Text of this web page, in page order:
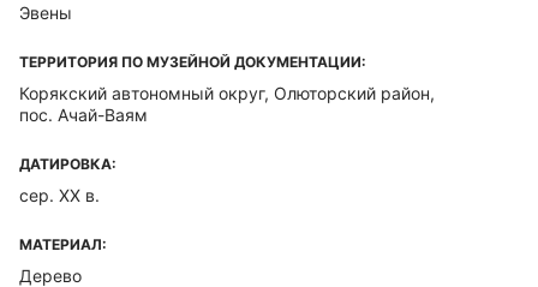
Эвены
ТЕРРИТОРИЯ ПО МУЗЕЙНОЙ ДОКУМЕНТАЦИИ:
Корякский автономный округ, Олюторский район,
пос. Ачай-Ваям
ДАТИРОВКА:
сер. XX в.
МАТЕРИАЛ:
Дерево